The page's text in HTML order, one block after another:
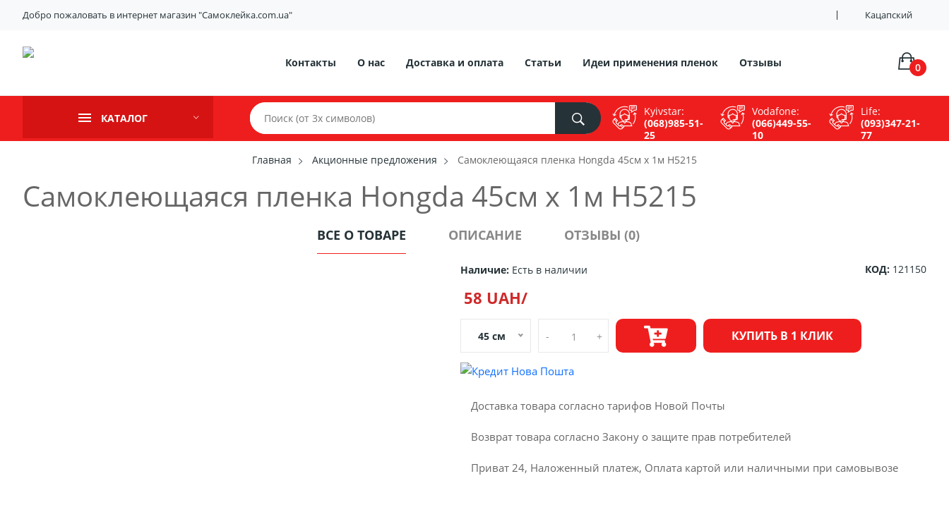
Добро пожаловать в интернет магазин "Самоклейка.com.ua" Кацапский
Контакты О нас Доставка и оплата Статьи Идеи применения пленок Отзывы 0
КАТАЛОГ
Kyivstar:
(068)985-51-
25
Vodafone:
(066)449-55-
10
Life:
(093)347-21-
77
Главная
Акционные предложения Самоклеющаяся пленка Hongda 45см х 1м H5215
Самоклеющаяся пленка Hongda 45см х 1м H5215
ВСЕ О ТОВАРЕ ОПИСАНИЕ ОТЗЫВЫ (0)
Наличие: Есть в наличии КОД: 121150
58 UAH/
45 см - + КУПИТЬ В 1 КЛИК
Доставка товара согласно тарифов Новой Почты
Возврат товара согласно Закону о защите прав потребителей
Приват 24, Наложенный платеж, Оплата картой или наличными при самовывозе